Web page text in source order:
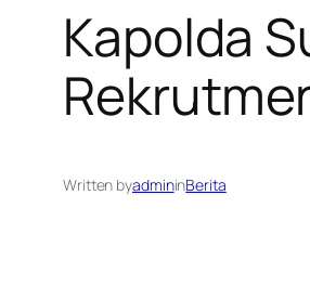
Kapolda
Written byadmininBerita